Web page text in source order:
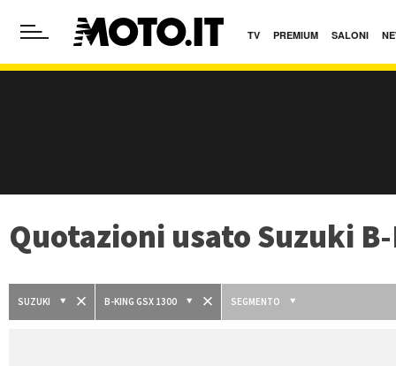
TV PREMIUM SALONI
Quotazioni usato Suzuki B-
SUZUKI B-KING GSX 1300 SEGMENTO